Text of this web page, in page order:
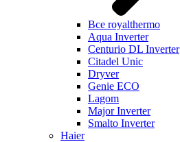
Все royalthermo
Aqua Inverter
Centurio DL Inverter
Citadel Unic
Dryver
Genie ECO
Lagom
Major Inverter
Smalto Inverter
Haier